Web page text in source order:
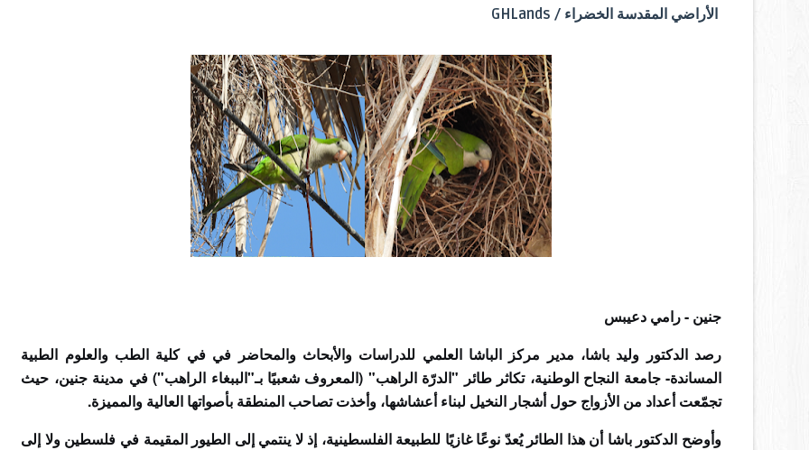
الأراضي المقدسة الخضراء / GHLands
جنين - رامي دعيبس
رصد الدكتور وليد باشا، مدير مركز الباشا العلمي للدراسات والأبحاث والمحاضر في في كلية الطب والعلوم الطبية
المساندة- جامعة النجاح الوطنية، تكاثر طائر "الدرّة الراهب" (المعروف شعبيًا بـ"الببغاء الراهب") في مدينة جنين، حيث
تجمّعت أعداد من الأزواج حول أشجار النخيل لبناء أعشاشها، وأخذت تصاحب المنطقة بأصواتها العالية والمميزة.
وأوضح الدكتور باشا أن هذا الطائر يُعدّ نوعًا غازيًا للطبيعة الفلسطينية، إذ لا ينتمي إلى الطيور المقيمة في فلسطين ولا إلى